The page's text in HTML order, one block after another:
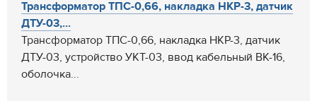
Трансформатор ТПС-0,66, накладка НКР-3, датчик
ДТУ-03,...
Трансформатор ТПС-0,66, накладка НКР-3, датчик
ДТУ-03, устройство УКТ-03, ввод кабельный ВК-16,
оболочка...